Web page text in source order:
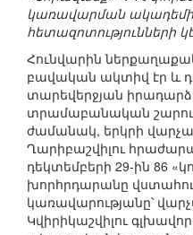
կառավարման
հետազոտությունների
Հունվարին
բավական ակտիվ էր և
տարեվերջյան
տրամաբանական
ժամանակ, երկրի
Ղարիբաշվիլու
դեկտեմբերի 29-ին 86
խորհրդարանը
կառավարությանը՝
Կվիրիկաշվիլու